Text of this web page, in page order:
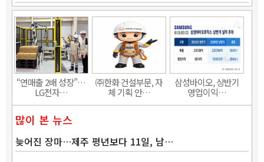
“연매출 2배 성장”…
LG전자…
㈜한화 건설부문, 자
체 기획 안…
삼성바이오, 상반기
영업이익…
많이 본 뉴스
늦어진 장마…제주 평년보다 11일, 남…